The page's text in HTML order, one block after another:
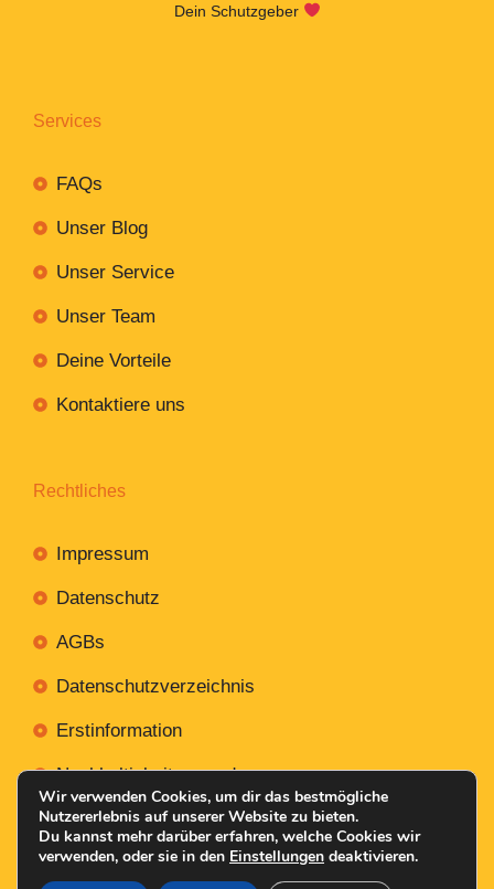
Dein Schutzgeber
Services
FAQs
Unser Blog
Unser Service
Unser Team
Deine Vorteile
Kontaktiere uns
Rechtliches
Impressum
Datenschutz
AGBs
Datenschutzverzeichnis
Erstinformation
Nachhaltigkeitsverordnung
Wir verwenden Cookies, um dir das bestmögliche
Nutzererlebnis auf unserer Website zu bieten.
Du kannst mehr darüber erfahren, welche Cookies wir
verwenden, oder sie in den Einstellungen deaktivieren.